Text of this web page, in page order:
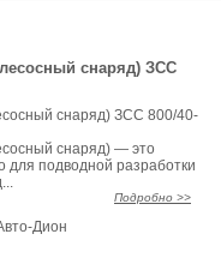
снаряд) ЗСС
снаряд) ЗСС 800/40-
снаряд) — это
для подводной разработки
Подробно >>
Дион